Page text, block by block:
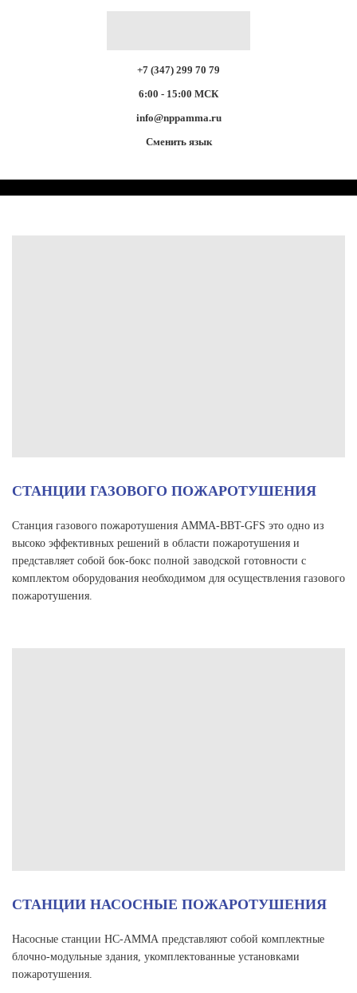
+7 (347) 299 70 79
6:00 - 15:00 МСК
info@nppamma.ru
Сменить язык
СТАНЦИИ ГАЗОВОГО ПОЖАРОТУШЕНИЯ
Станция газового пожаротушения АММА-BBT-GFS это одно из
высоко эффективных решений в области пожаротушения и
представляет собой бок-бокс полной заводской готовности с
комплектом оборудования необходимом для осуществления газового
пожаротушения.
СТАНЦИИ НАСОСНЫЕ ПОЖАРОТУШЕНИЯ
Насосные станции НС-АММА представляют собой комплектные
блочно-модульные здания, укомплектованные установками
пожаротушения.